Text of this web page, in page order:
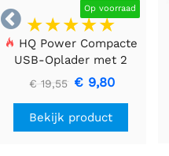
 Op voorraad
HQ Power Compacte
USB-Oplader met 2
Poorten – 17 W Slim
Laden, Zwart
€ 19,55 € 9,80
Bekijk product